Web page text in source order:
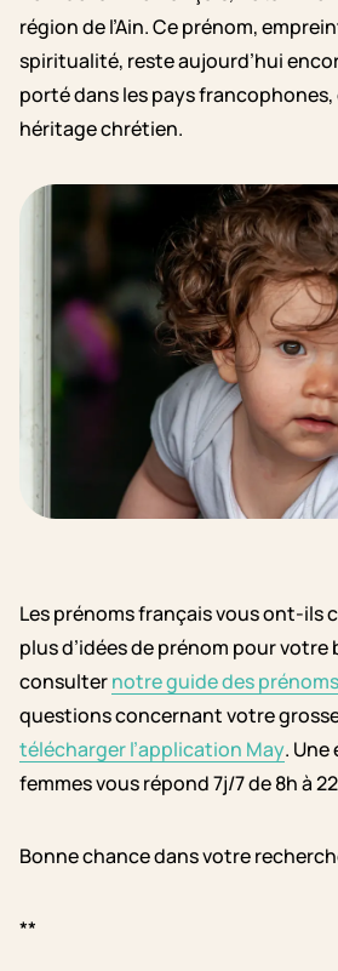
région de l’Ain. Ce prénom,
spiritualité, reste aujourd’hui
porté dans les pays
héritage chrétien.
Les prénoms français vous ont-ils
plus d’idées de prénom pour votre
consulternotre guide des prénoms
questions concernant votre
télécharger l’application May. Une
femmes vous répond 7j/7 de 8h à
Bonne chance dans votre
**